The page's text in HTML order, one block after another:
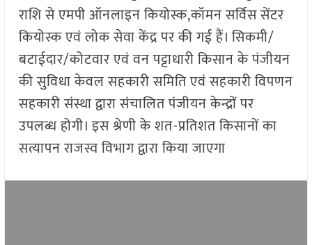
राशि से एमपी ऑनलाइन कियोस्क,कॉमन सर्विस सेंटर
कियोस्क एवं लोक सेवा केंद्र पर की गई हैं। सिकमी/
बटाईदार/कोटवार एवं वन पट्टाधारी किसान के पंजीयन
की सुविधा केवल सहकारी समिति एवं सहकारी विपणन
सहकारी संस्था द्वारा संचालित पंजीयन केन्द्रों पर
उपलब्ध होगी। इस श्रेणी के शत-प्रतिशत किसानों का
सत्यापन राजस्व विभाग द्वारा किया जाएगा